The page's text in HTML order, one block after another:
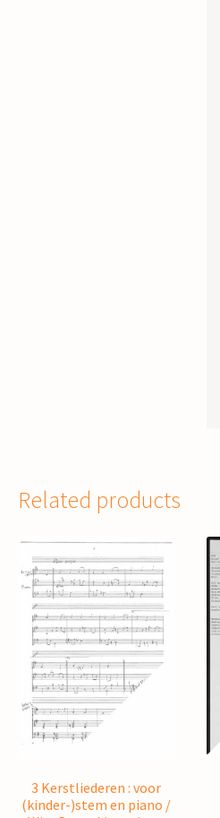
Related products
3 Kerstliederen : voor
(kinder-)stem en piano /